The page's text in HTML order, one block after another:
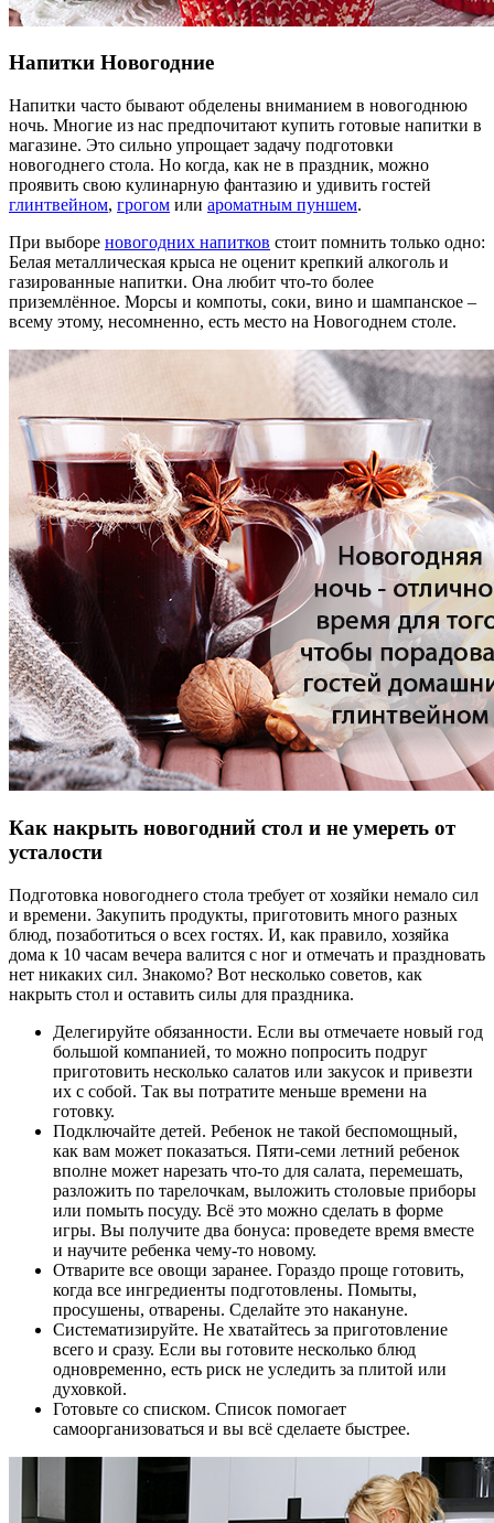
Напитки Новогодние
Напитки часто бывают обделены вниманием в новогоднюю
ночь. Многие из нас предпочитают купить готовые напитки в
магазине. Это сильно упрощает задачу подготовки
новогоднего стола. Но когда, как не в праздник, можно
проявить свою кулинарную фантазию и удивить гостей
глинтвейном, грогом или ароматным пуншем.
При выборе новогодних напитков стоит помнить только одно:
Белая металлическая крыса не оценит крепкий алкоголь и
газированные напитки. Она любит что-то более
приземлённое. Морсы и компоты, соки, вино и шампанское –
всему этому, несомненно, есть место на Новогоднем столе.
Как накрыть новогодний стол и не умереть от
усталости
Подготовка новогоднего стола требует от хозяйки немало сил
и времени. Закупить продукты, приготовить много разных
блюд, позаботиться о всех гостях. И, как правило, хозяйка
дома к 10 часам вечера валится с ног и отмечать и праздновать
нет никаких сил. Знакомо? Вот несколько советов, как
накрыть стол и оставить силы для праздника.
Делегируйте обязанности. Если вы отмечаете новый год
большой компанией, то можно попросить подруг
приготовить несколько салатов или закусок и привезти
их с собой. Так вы потратите меньше времени на
готовку.
Подключайте детей. Ребенок не такой беспомощный,
как вам может показаться. Пяти-семи летний ребенок
вполне может нарезать что-то для салата, перемешать,
разложить по тарелочкам, выложить столовые приборы
или помыть посуду. Всё это можно сделать в форме
игры. Вы получите два бонуса: проведете время вместе
и научите ребенка чему-то новому.
Отварите все овощи заранее. Гораздо проще готовить,
когда все ингредиенты подготовлены. Помыты,
просушены, отварены. Сделайте это накануне.
Систематизируйте. Не хватайтесь за приготовление
всего и сразу. Если вы готовите несколько блюд
одновременно, есть риск не уследить за плитой или
духовкой.
Готовьте со списком. Список помогает
самоорганизоваться и вы всё сделаете быстрее.